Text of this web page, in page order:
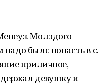
Молодого
было попасть в с.
приличное,
девушку и